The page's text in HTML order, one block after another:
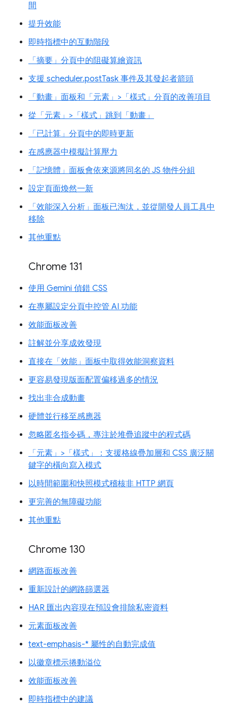
間
提升效能
即時指標中的互動階段
「摘要」分頁中的阻礙算繪資訊
支援 scheduler.postTask 事件及其發起者箭頭
「動畫」面板和「元素」>「樣式」分頁的改善項目
從「元素」>「樣式」跳到「動畫」
「已計算」分頁中的即時更新
在感應器中模擬計算壓力
「記憶體」面板會依來源將同名的 JS 物件分組
設定頁面煥然一新
「效能深入分析」面板已淘汰，並從開發人員工具中
移除
其他重點
Chrome 131
使用 Gemini 偵錯 CSS
在專屬設定分頁中控管 AI 功能
效能面板改善
註解並分享成效發現
直接在「效能」面板中取得效能洞察資料
更容易發現版面配置偏移過多的情況
找出非合成動畫
硬體並行移至感應器
忽略匿名指令碼，專注於堆疊追蹤中的程式碼
「元素」>「樣式」：支援格線疊加層和 CSS 廣泛關
鍵字的橫向寫入模式
以時間範圍和快照模式稽核非 HTTP 網頁
更完善的無障礙功能
其他重點
Chrome 130
網路面板改善
重新設計的網路篩選器
HAR 匯出內容現在預設會排除私密資料
元素面板改善
text-emphasis-* 屬性的自動完成值
以徽章標示捲動溢位
效能面板改善
即時指標中的建議